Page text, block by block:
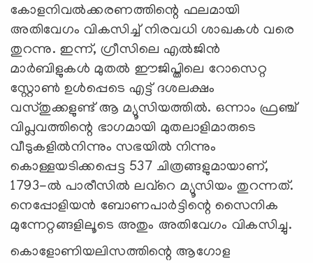
കോളനിവൽക്കരണത്തിന്റെ ഫലമായി
അതിവേഗം വികസിച്ച് നിരവധി ശാഖകൾ വരെ
തുറന്നു. ഇന്ന്, ഗ്രീസിലെ എൽജിൻ
മാർബിളുകൾ മുതൽ ഈജിപ്തിലെ റോസെറ്റ
സ്റ്റോൺ ഉൾപ്പെടെ എട്ട് ദശലക്ഷം
വസ്തുക്കളുണ്ട് ആ മ്യൂസിയത്തിൽ. ഒന്നാം ഫ്രഞ്ച്
വിപ്ലവത്തിന്റെ ഭാഗമായി മുതലാളിമാരുടെ
വീടുകളില്‍നിന്നും സഭയിൽ നിന്നും
കൊള്ളയടിക്കപ്പെട്ട 537 ചിത്രങ്ങളുമായാണ്,
1793-ൽ പാരീസിൽ ലവ്റെ മ്യൂസിയം തുറന്നത്.
നെപ്പോളിയൻ ബോണപാർട്ടിന്റെ സൈനിക
മുന്നേറ്റങ്ങളിലൂടെ അതും അതിവേഗം വികസിച്ചു.
കൊളോണിയലിസത്തിന്റെ ആഗോള